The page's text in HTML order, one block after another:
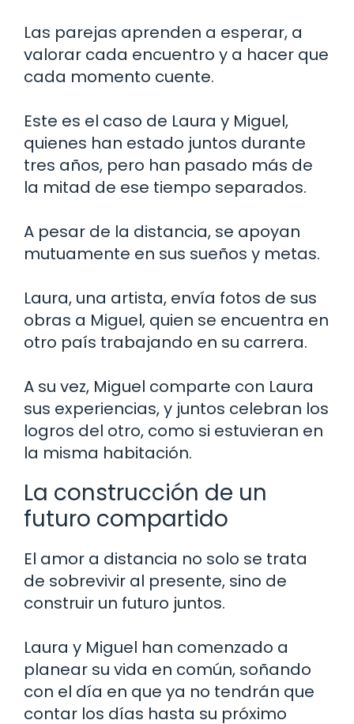
Las parejas aprenden a esperar, a
valorar cada encuentro y a hacer que
cada momento cuente.
Este es el caso de Laura y Miguel,
quienes han estado juntos durante
tres años, pero han pasado más de
la mitad de ese tiempo separados.
A pesar de la distancia, se apoyan
mutuamente en sus sueños y metas.
Laura, una artista, envía fotos de sus
obras a Miguel, quien se encuentra en
otro país trabajando en su carrera.
A su vez, Miguel comparte con Laura
sus experiencias, y juntos celebran los
logros del otro, como si estuvieran en
la misma habitación.
La construcción de un
futuro compartido
El amor a distancia no solo se trata
de sobrevivir al presente, sino de
construir un futuro juntos.
Laura y Miguel han comenzado a
planear su vida en común, soñando
con el día en que ya no tendrán que
contar los días hasta su próximo